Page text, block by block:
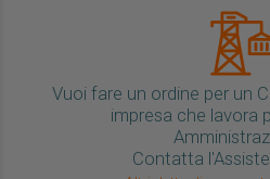
Vuoi fare un ordine per un
impresa che lavora
Contatta